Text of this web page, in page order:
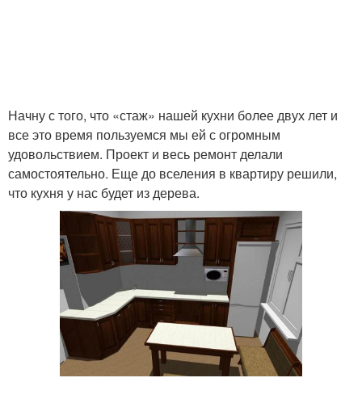
Начну с того, что «стаж» нашей кухни более двух лет и
все это время пользуемся мы ей с огромным
удовольствием. Проект и весь ремонт делали
самостоятельно. Еще до вселения в квартиру решили,
что кухня у нас будет из дерева.